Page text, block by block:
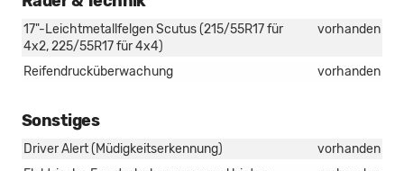
17"-Leichtmetallfelgen Scutus (215/55R17 für
4x2, 225/55R17 für 4x4)
vorhanden
Reifendrucküberwachung vorhanden
Sonstiges
Driver Alert (Müdigkeitserkennung)
vorhanden